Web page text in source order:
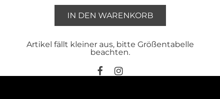
IN DEN WARENKORB
Artikel fällt kleiner aus, bitte Größentabelle
beachten.